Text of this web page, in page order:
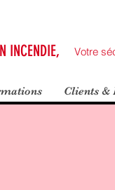
INCENDIE, Votre
Clients &